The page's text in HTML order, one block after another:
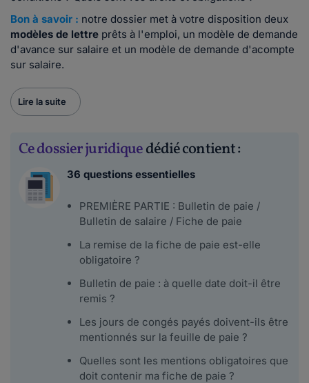
Bon à savoir : notre dossier met à votre disposition deux
modèles de lettre prêts à l'emploi, un modèle de demande
d'avance sur salaire et un modèle de demande d'acompte
sur salaire.
Lire la suite
Ce dossier juridiquedédié contient :
36 questions essentielles
PREMIÈRE PARTIE : Bulletin de paie /
Bulletin de salaire / Fiche de paie
La remise de la fiche de paie est-elle
obligatoire ?
Bulletin de paie : à quelle date doit-il être
remis ?
Les jours de congés payés doivent-ils être
mentionnés sur la feuille de paie ?
Quelles sont les mentions obligatoires que
doit contenir ma fiche de paie ?